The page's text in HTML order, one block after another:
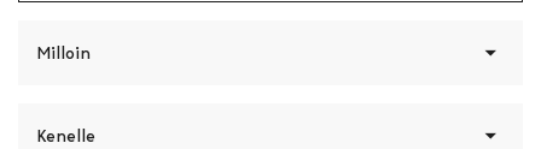
Milloin
Kenelle